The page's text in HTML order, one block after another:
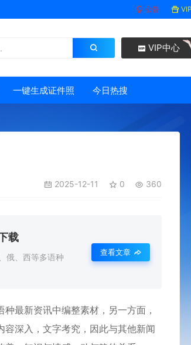
公告
VIP中心
一键生成证件照 今日热搜
2025-12-11 0 360
载
俄、西等多语种
查看文章
最新资讯中编整素材，另一方面，
深入，文字考究，因此与其他新闻